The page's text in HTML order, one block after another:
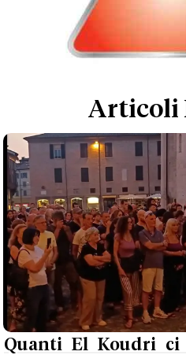
Articoli
Quanti El Koudri ci